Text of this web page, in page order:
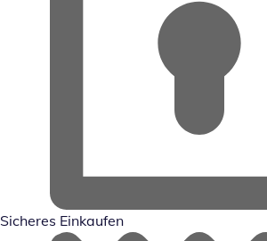
Sicheres Einkaufen